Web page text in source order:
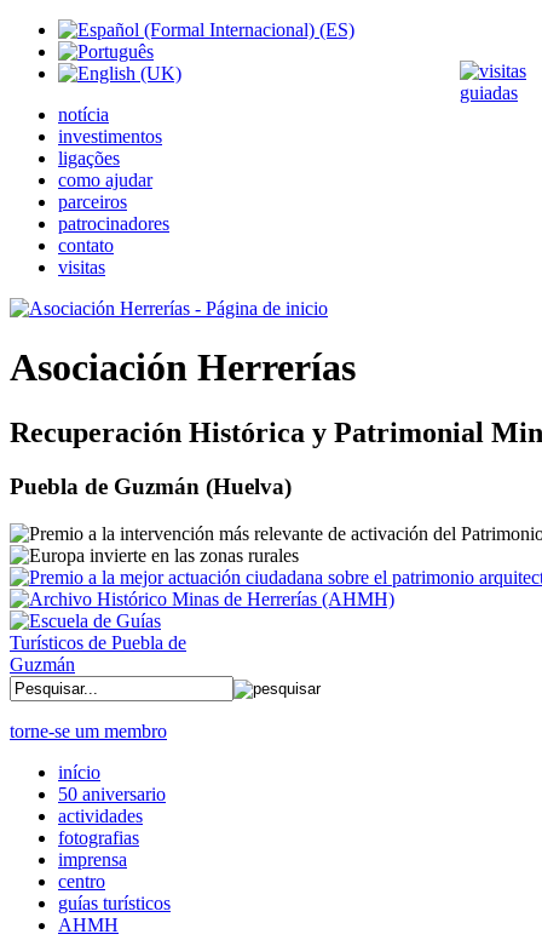
notícia
investimentos
ligações
como ajudar
parceiros
patrocinadores
contato
visitas
Asociación Herrerías
Recuperación Histórica y Patrimonial
Puebla de Guzmán (Huelva)
torne-se um membro
início
50 aniversario
actividades
fotografias
imprensa
centro
guías turísticos
AHMH